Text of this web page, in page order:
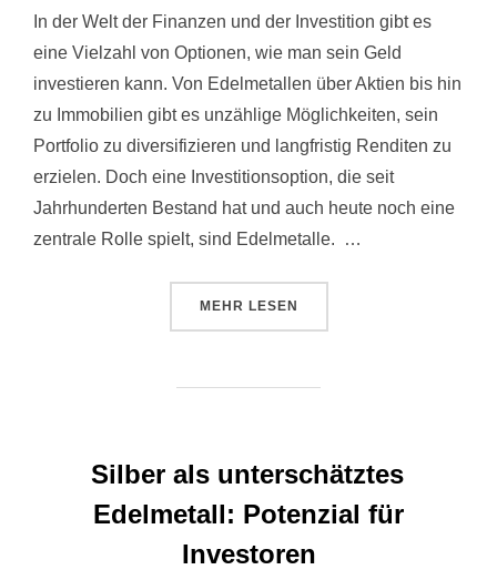
In der Welt der Finanzen und der Investition gibt es
eine Vielzahl von Optionen, wie man sein Geld
investieren kann. Von Edelmetallen über Aktien bis hin
zu Immobilien gibt es unzählige Möglichkeiten, sein
Portfolio zu diversifizieren und langfristig Renditen zu
erzielen. Doch eine Investitionsoption, die seit
Jahrhunderten Bestand hat und auch heute noch eine
zentrale Rolle spielt, sind Edelmetalle. …
MEHR ÜBER „GLÄNZENDE ZUKUNFT
LESEN
Silber als unterschätztes
Edelmetall: Potenzial für
Investoren